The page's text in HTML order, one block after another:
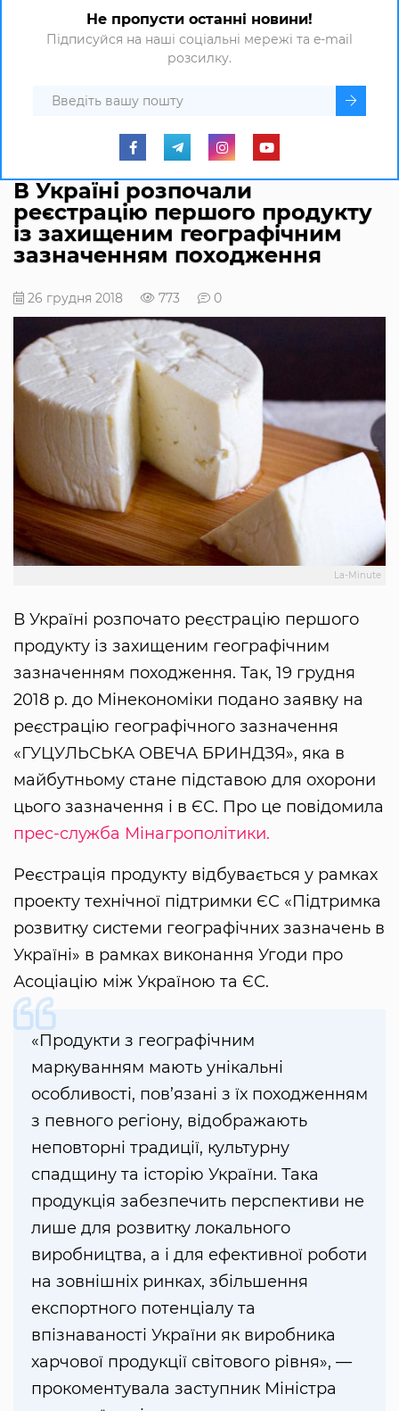
Не пропусти останні новини!
Підписуйся на наші соціальні мережі та e-mail
розсилку.
В Україні розпочали
реєстрацію першого продукту
із захищеним географічним
зазначенням походження
26 грудня 2018 773 0
La-Minute
В Україні розпочато реєстрацію першого
продукту із захищеним географічним
зазначенням походження. Так, 19 грудня
2018 р. до Мінекономіки подано заявку на
реєстрацію географічного зазначення
«ГУЦУЛЬСЬКА ОВЕЧА БРИНДЗЯ», яка в
майбутньому стане підставою для охорони
цього зазначення і в ЄС. Про це повідомила
прес-служба Мінагрополітики.
Реєстрація продукту відбувається у рамках
проекту технічної підтримки ЄС «Підтримка
розвитку системи географічних зазначень в
Україні» в рамках виконання Угоди про
Асоціацію між Україною та ЄС.
«Продукти з географічним
маркуванням мають унікальні
особливості, пов’язані з їх походженням
з певного регіону, відображають
неповторні традиції, культурну
спадщину та історію України. Така
продукція забезпечить перспективи не
лише для розвитку локального
виробництва, а і для ефективної роботи
на зовнішніх ринках, збільшення
експортного потенціалу та
впізнаваності України як виробника
харчової продукції світового рівня», —
прокоментувала заступник Міністра